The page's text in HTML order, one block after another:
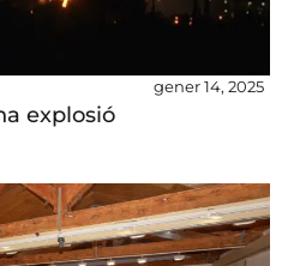
gener 14, 2025
explosió